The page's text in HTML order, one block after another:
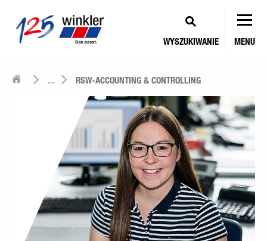
WYSZUKIWANIE MENU
... RSW-ACCOUNTING & CONTROLLING